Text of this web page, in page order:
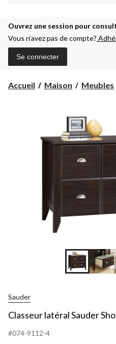
Ouvrez une session pour
Vous n’avez pas de compte?
Se connecter
Accueil Maison Meubles
Sauder
Classeur latéral Sauder
#074-9112-4